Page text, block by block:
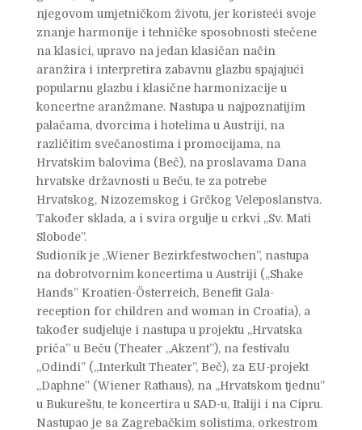
njegovom umjetničkom životu, jer koristeći svoje
znanje harmonije i tehničke sposobnosti stečene
na klasici, upravo na jedan klasičan način
aranžira i interpretira zabavnu glazbu spajajući
popularnu glazbu i klasične harmonizacije u
koncertne aranžmane. Nastupa u najpoznatijim
palačama, dvorcima i hotelima u Austriji, na
različitim svečanostima i promocijama, na
Hrvatskim balovima (Beč), na proslavama Dana
hrvatske državnosti u Beču, te za potrebe
Hrvatskog, Nizozemskog i Grčkog Veleposlanstva.
Također sklada, a i svira orgulje u crkvi „Sv. Mati
Slobode”.
Sudionik je „Wiener Bezirkfestwochen”, nastupa
na dobrotvornim koncertima u Austriji („Shake
Hands” Kroatien-Österreich, Benefit Gala-
reception for children and woman in Croatia), a
također sudjeluje i nastupa u projektu „Hrvatska
priča” u Beču (Theater „Akzent”), na festivalu
„Odindi” („Interkult Theater”, Beč), za EU-projekt
„Daphne” (Wiener Rathaus), na „Hrvatskom tjednu”
u Bukureštu, te koncertira u SAD-u, Italiji i na Cipru.
Nastupao je sa Zagrebačkim solistima, orkestrom